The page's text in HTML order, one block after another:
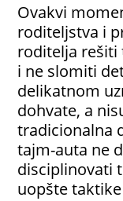
Ovakvi
roditeljstva i
roditelja rešiti
i ne slomiti
delikatnom
dohvate, a
tradicionalna
tajm-auta ne
disciplinovati
uopšte